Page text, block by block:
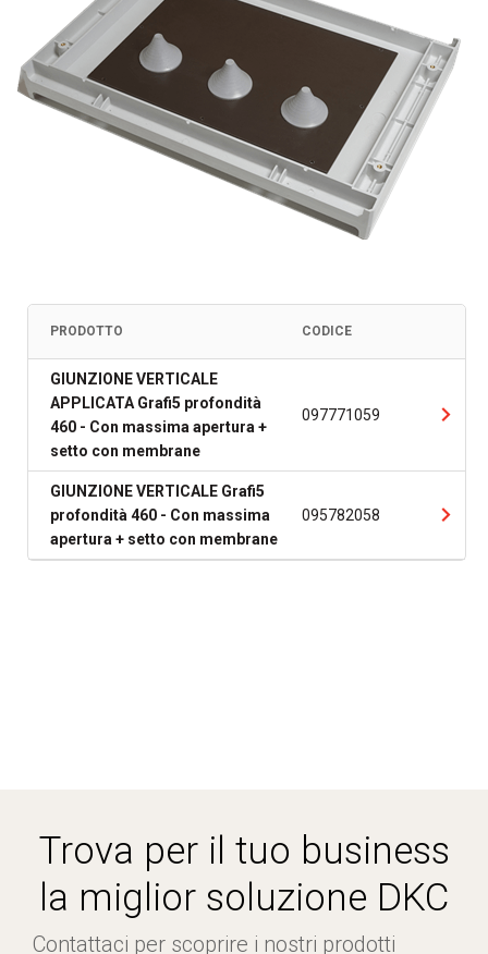
PRODOTTO CODICE
GIUNZIONE VERTICALE
APPLICATA Grafi5 profondità
460 - Con massima apertura +
setto con membrane
097771059
GIUNZIONE VERTICALE Grafi5
profondità 460 - Con massima
apertura + setto con membrane
095782058
Trova per il tuo business
la miglior soluzione DKC
Contattaci per scoprire i nostri prodotti